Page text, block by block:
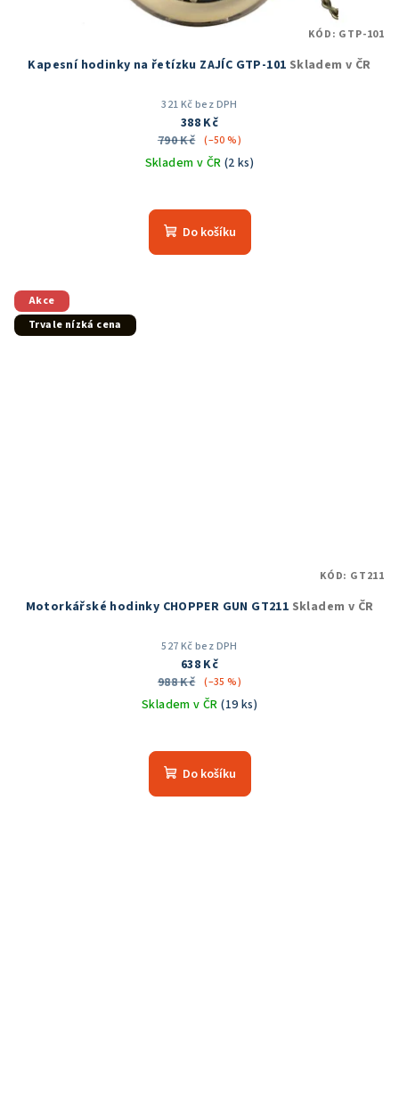
Kapesní hodinky na řetízku ZAJÍC GTP-101 Skladem v ČR
321 Kč bez DPH
388 Kč
790 Kč (–50 %)
Skladem v ČR (2 ks)
hodnocení
produktu
Do košíku
KÓD: GTP-101
Akce
Trvale nízká cena
Motorkářské hodinky CHOPPER GUN GT211 Skladem v ČR
527 Kč bez DPH
638 Kč
988 Kč (–35 %)
Skladem v ČR(19 ks)
hodnocení
produktu
Do košíku
KÓD: GT211